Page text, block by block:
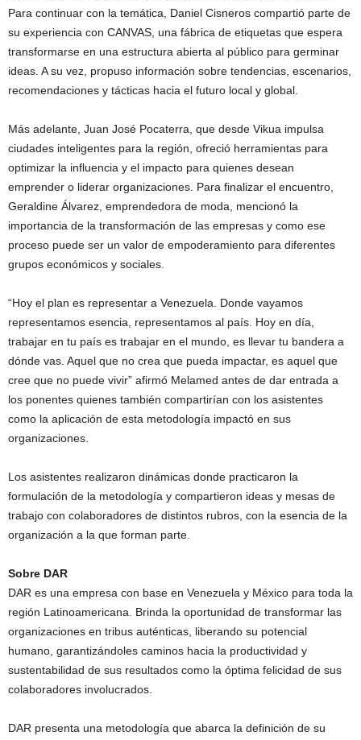
Para continuar con la temática, Daniel Cisneros compartió parte de
su experiencia con CANVAS, una fábrica de etiquetas que espera
transformarse en una estructura abierta al público para germinar
ideas. A su vez, propuso información sobre tendencias, escenarios,
recomendaciones y tácticas hacia el futuro local y global.
Más adelante, Juan José Pocaterra, que desde Vikua impulsa
ciudades inteligentes para la región, ofreció herramientas para
optimizar la influencia y el impacto para quienes desean
emprender o liderar organizaciones. Para finalizar el encuentro,
Geraldine Álvarez, emprendedora de moda, mencionó la
importancia de la transformación de las empresas y como ese
proceso puede ser un valor de empoderamiento para diferentes
grupos económicos y sociales.
“Hoy el plan es representar a Venezuela. Donde vayamos
representamos esencia, representamos al país. Hoy en día,
trabajar en tu país es trabajar en el mundo, es llevar tu bandera a
dónde vas. Aquel que no crea que pueda impactar, es aquel que
cree que no puede vivir” afirmó Melamed antes de dar entrada a
los ponentes quienes también compartirían con los asistentes
como la aplicación de esta metodología impactó en sus
organizaciones.
Los asistentes realizaron dinámicas donde practicaron la
formulación de la metodología y compartieron ideas y mesas de
trabajo con colaboradores de distintos rubros, con la esencia de la
organización a la que forman parte.
Sobre DAR
DAR es una empresa con base en Venezuela y México para toda la
región Latinoamericana. Brinda la oportunidad de transformar las
organizaciones en tribus auténticas, liberando su potencial
humano, garantizándoles caminos hacia la productividad y
sustentabilidad de sus resultados como la óptima felicidad de sus
colaboradores involucrados.
DAR presenta una metodología que abarca la definición de su